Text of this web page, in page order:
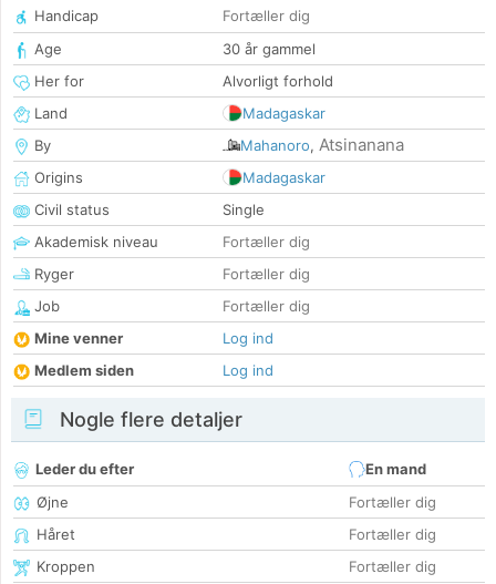
Handicap
Fortæller dig
Age
30 år gammel
Her for
Alvorligt forhold
Land
Madagaskar
By
Mahanoro, Atsinanana
Origins
Madagaskar
Civil status
Single
Akademisk niveau
Fortæller dig
Ryger
Fortæller dig
Job
Fortæller dig
Mine venner
Log ind
Medlem siden
Log ind
Nogle flere detaljer
Leder du efter
En mand
Øjne
Fortæller dig
Håret
Fortæller dig
Kroppen
Fortæller dig